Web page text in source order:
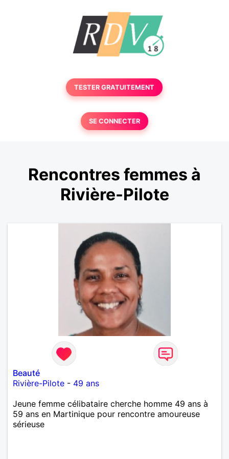
TESTER GRATUITEMENT
SE CONNECTER
Rencontres femmes à
Rivière-Pilote
Beauté
Rivière-Pilote - 49 ans
Jeune femme célibataire cherche homme 49 ans à
59 ans en Martinique pour rencontre amoureuse
sérieuse